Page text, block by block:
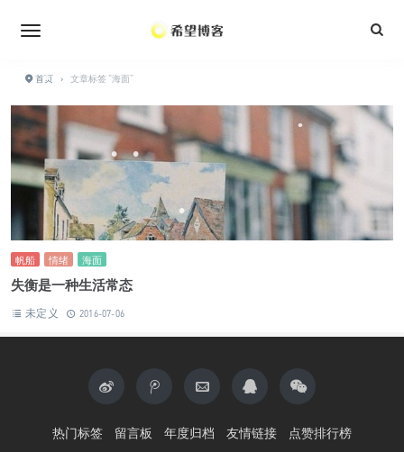
首页 › 文章标签 "海面"
帆船 情绪 海面
失衡是一种生活常态
未定义 2016-07-06
热门标签 留言板 年度归档 友情链接 点赞排行榜
•
•
•
•
•